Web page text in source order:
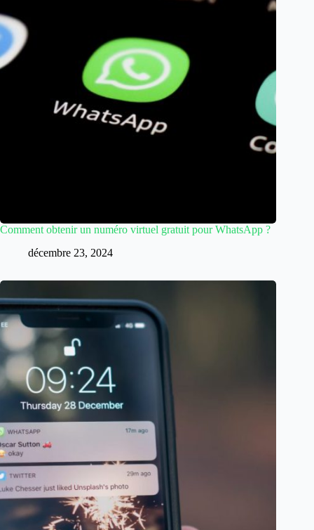
Comment obtenir un numéro virtuel gratuit pour WhatsApp ?
décembre 23, 2024